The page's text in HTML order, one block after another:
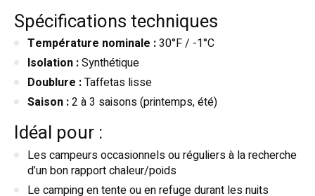
Spécifications techniques
Température nominale :30°F / -1°C
Isolation :Synthétique
Doublure :Taffetas lisse
Saison :2 à 3 saisons (printemps, été)
Idéal pour :
Les campeurs occasionnels ou réguliers à la recherche
d’un bon rapport chaleur/poids
Le camping en tente ou en refuge durant les nuits